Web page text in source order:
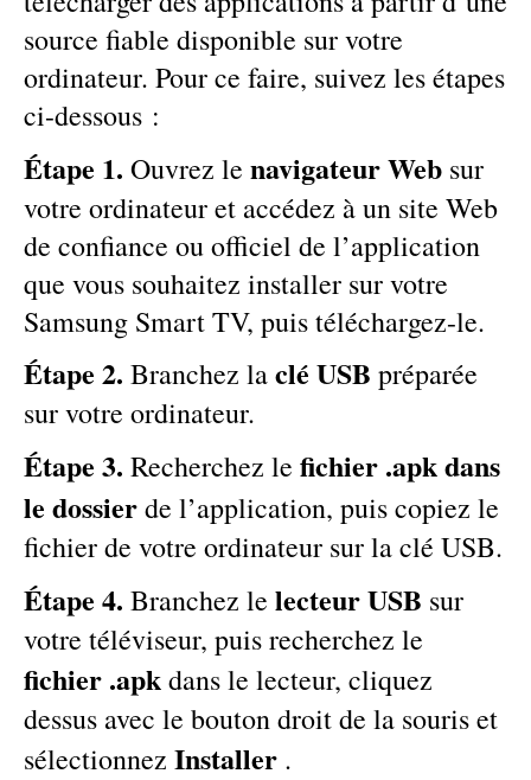
source fiable disponible sur votre
ordinateur. Pour ce faire, suivez les étapes
ci-dessous :
Étape 1. Ouvrez le navigateur Web sur
votre ordinateur et accédez à un site Web
de confiance ou officiel de l’application
que vous souhaitez installer sur votre
Samsung Smart TV, puis téléchargez-le.
Étape 2. Branchez laclé USB préparée
sur votre ordinateur.
Étape 3. Recherchez le fichier .apk dans
le dossierde l’application, puis copiez le
fichier de votre ordinateur sur la clé USB.
Étape 4. Branchez le lecteur USB sur
votre téléviseur, puis recherchez le
fichier .apkdans le lecteur, cliquez
dessus avec le bouton droit de la souris et
sélectionnez Installer .